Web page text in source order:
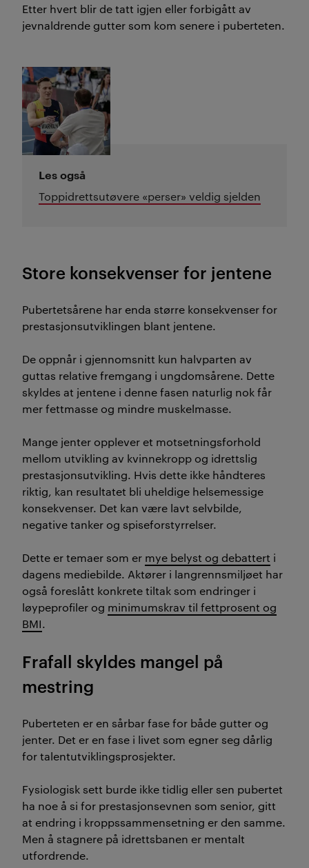
Etter hvert blir de tatt igjen eller forbigått av
jevnaldrende gutter som kom senere i puberteten.
Les også
Toppidrettsutøvere «perser» veldig sjelden
Store konsekvenser for jentene
Pubertetsårene har enda større konsekvenser for
prestasjonsutviklingen blant jentene.
De oppnår i gjennomsnitt kun halvparten av
guttas relative fremgang i ungdomsårene. Dette
skyldes at jentene i denne fasen naturlig nok får
mer fettmasse og mindre muskelmasse.
Mange jenter opplever et motsetningsforhold
mellom utvikling av kvinnekropp og idrettslig
prestasjonsutvikling. Hvis dette ikke håndteres
riktig, kan resultatet bli uheldige helsemessige
konsekvenser. Det kan være lavt selvbilde,
negative tanker og spiseforstyrrelser.
Dette er temaer som er mye belyst og debattert i
dagens mediebilde. Aktører i langrennsmiljøet har
også foreslått konkrete tiltak som endringer i
løypeprofiler og minimumskrav til fettprosent og
BMI.
Frafall skyldes mangel på
mestring
Puberteten er en sårbar fase for både gutter og
jenter. Det er en fase i livet som egner seg dårlig
for talentutviklingsprosjekter.
Fysiologisk sett burde ikke tidlig eller sen pubertet
ha noe å si for prestasjonsevnen som senior, gitt
at endring i kroppssammensetning er den samme.
Men å stagnere på idrettsbanen er mentalt
utfordrende.